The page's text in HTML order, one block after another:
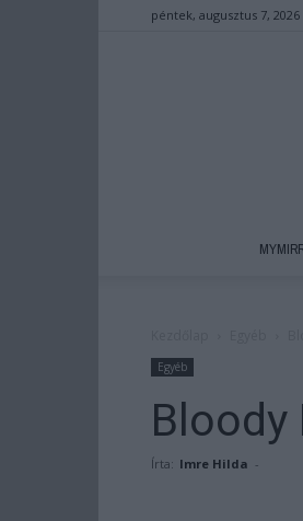
péntek, augusztus 7, 2026
Egyéb
Bloody
Írta: Imre Hilda -